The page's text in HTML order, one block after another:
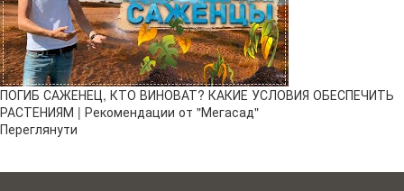
ПОГИБ САЖЕНЕЦ, КТО ВИНОВАТ? КАКИЕ УСЛОВИЯ ОБЕСПЕЧИТЬ
РАСТЕНИЯМ | Рекомендации от "Мегасад"
Переглянути